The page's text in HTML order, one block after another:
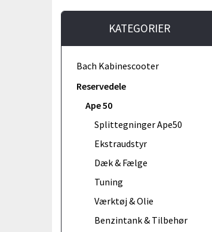
KATEGORIER
Bach Kabinescooter
Reservedele
Ape 50
Splittegninger Ape50
Ekstraudstyr
Dæk & Fælge
Tuning
Værktøj & Olie
Benzintank & Tilbehør